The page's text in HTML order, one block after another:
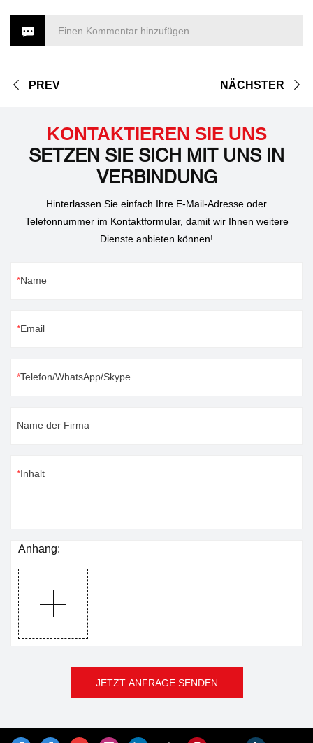
Einen Kommentar hinzufügen
PREV NÄCHSTER
KONTAKTIEREN SIE UNS
SETZEN SIE SICH MIT UNS IN
VERBINDUNG
Hinterlassen Sie einfach Ihre E-Mail-Adresse oder
Telefonnummer im Kontaktformular, damit wir Ihnen weitere
Dienste anbieten können!
Name
Email
Telefon/WhatsApp/Skype
Name der Firma
Inhalt
Anhang:
JETZT ANFRAGE SENDEN